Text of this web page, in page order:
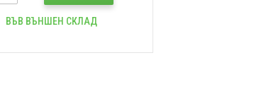
ВЪВ ВЪНШЕН СКЛАД